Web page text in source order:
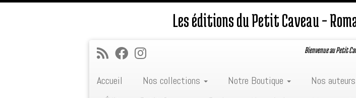
Les éditions du Petit Caveau –
Bienvenue au Petit
Accueil Nos collections Notre Boutique Nos auteurs